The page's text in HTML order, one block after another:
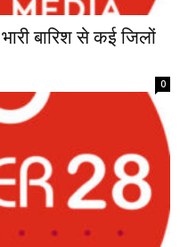
बारिश से कई जिलों
0